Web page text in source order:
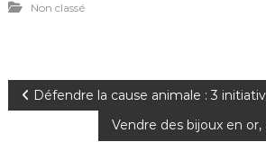
Non classé
N Défendre la cause animale : 3
Vendre des bijoux en or,